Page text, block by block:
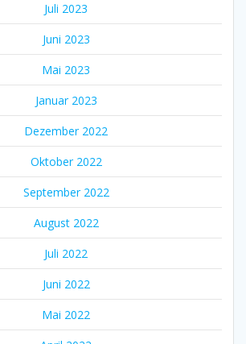
Juli 2023
Juni 2023
Mai 2023
Januar 2023
Dezember 2022
Oktober 2022
September 2022
August 2022
Juli 2022
Juni 2022
Mai 2022